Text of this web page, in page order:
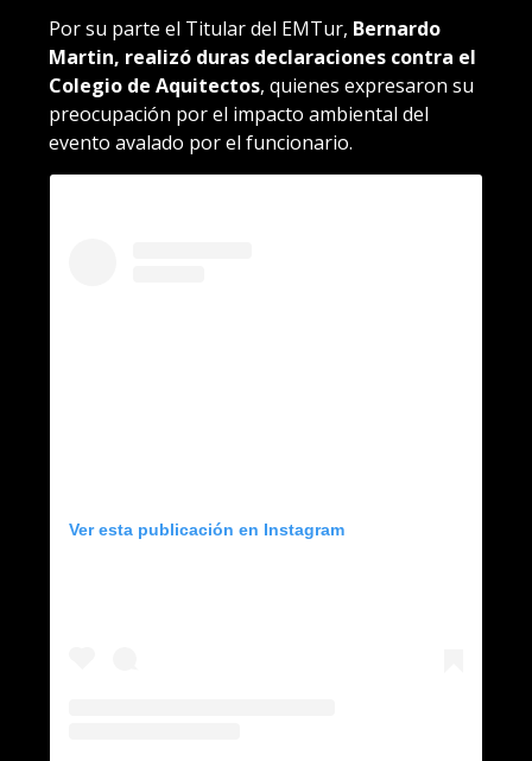
Por su parte el Titular del EMTur, Bernardo
Martin, realizó duras declaraciones contra el
Colegio de Aquitectos, quienes expresaron su
preocupación por el impacto ambiental del
evento avalado por el funcionario.
Ver esta publicación en Instagram